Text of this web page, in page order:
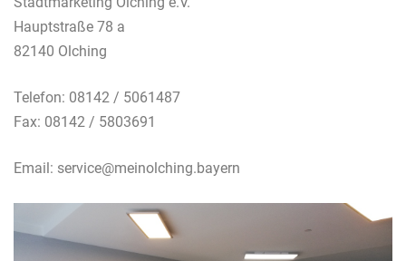
Hauptstraße 78 a
82140 Olching
Telefon: 08142 / 5061487
Fax: 08142 / 5803691
Email: service@meinolching.bayern